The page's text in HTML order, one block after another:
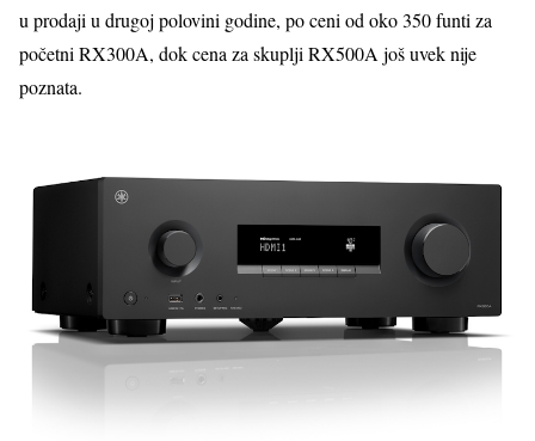
u prodaji u drugoj polovini godine, po ceni od oko 350 funti za
početni RX300A, dok cena za skuplji RX500A još uvek nije
poznata.